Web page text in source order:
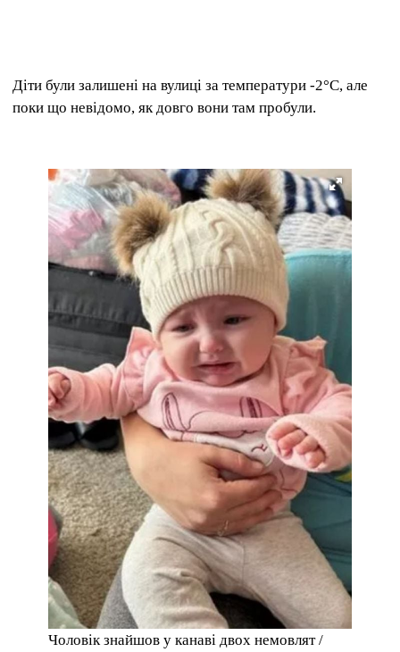
Діти були залишені на вулиці за температури -2°C, але
поки що невідомо, як довго вони там пробули.
Чоловік знайшов у канаві двох немовлят /